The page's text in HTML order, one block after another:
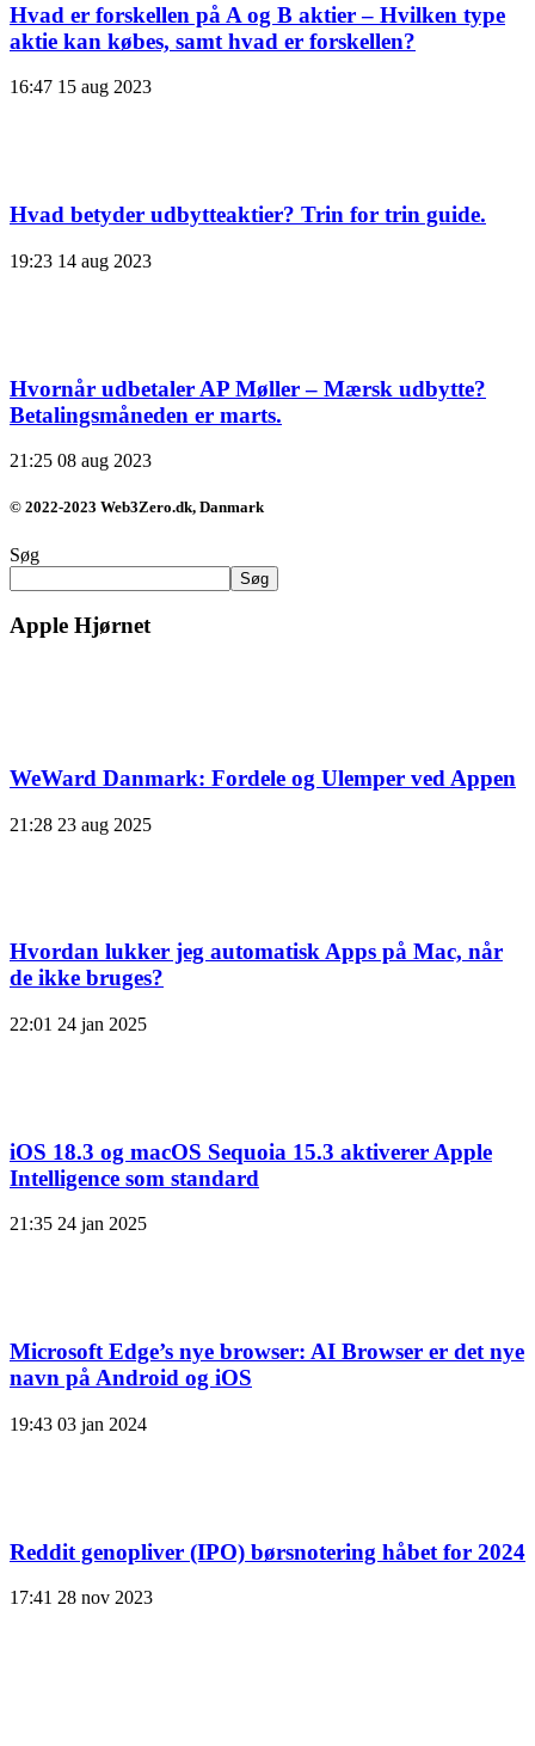
Hvad er forskellen på A og B aktier – Hvilken type
aktie kan købes, samt hvad er forskellen?
16:47 15 aug 2023
Hvad betyder udbytteaktier? Trin for trin guide.
19:23 14 aug 2023
Hvornår udbetaler AP Møller – Mærsk udbytte?
Betalingsmåneden er marts.
21:25 08 aug 2023
© 2022-2023 Web3Zero.dk, Danmark
Søg
Søg
Apple Hjørnet
WeWard Danmark: Fordele og Ulemper ved Appen
21:28 23 aug 2025
Hvordan lukker jeg automatisk Apps på Mac, når
de ikke bruges?
22:01 24 jan 2025
iOS 18.3 og macOS Sequoia 15.3 aktiverer Apple
Intelligence som standard
21:35 24 jan 2025
Microsoft Edge’s nye browser: AI Browser er det nye
navn på Android og iOS
19:43 03 jan 2024
Reddit genopliver (IPO) børsnotering håbet for 2024
17:41 28 nov 2023